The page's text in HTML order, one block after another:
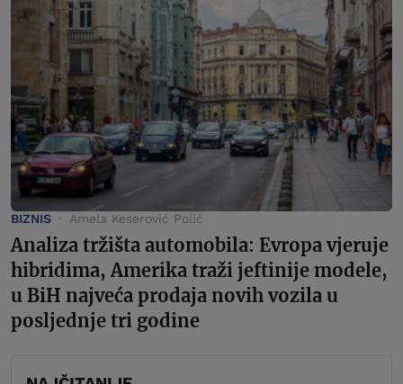
BIZNIS Amela Keserović Polić
Analiza tržišta automobila: Evropa vjeruje
hibridima, Amerika traži jeftinije modele,
u BiH najveća prodaja novih vozila u
posljednje tri godine